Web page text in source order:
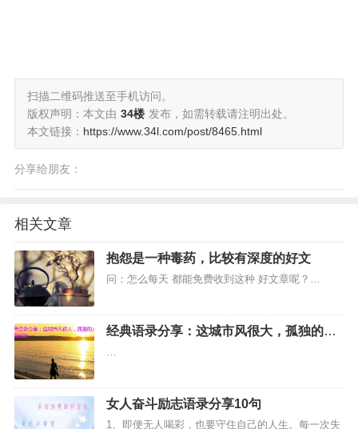
扫描二维码推送至手机访问。
版权声明：本文由 34楼 发布，如需转载请注明出处。
本文链接： https://www.34l.com/post/8465.html
分享给朋友：
相关文章
抱怨是一种毒药，比较有深度的好文
问：怎么每天 都能免费收到这种 好文章呢？…
经典语录分享：这城市风很大，孤独的人
…
女人奋斗励志语录分享10句
1、即便无人喝彩，也要守住自己的人生。每一次失